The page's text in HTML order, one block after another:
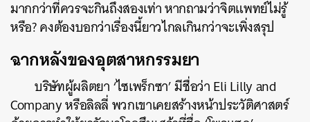
มากกว่าที่ควรจะกินถึงสองเท่า หากถามว่าจิตแพทย์ไม่รู้
หรือ? คงต้องบอกว่าเรื่องนี้ยาวไกลเกินกว่าจะเพิ่งสรุป
ฉากหลังของอุตสาหกรรมยา
บริษัทผู้ผลิตยา‘ไซเพร็กซา’ มีชื่อว่า Eli Lilly and
Company หรือลิลลี่ พวกเขาเคยสร้างหน้าประวัติศาสตร์